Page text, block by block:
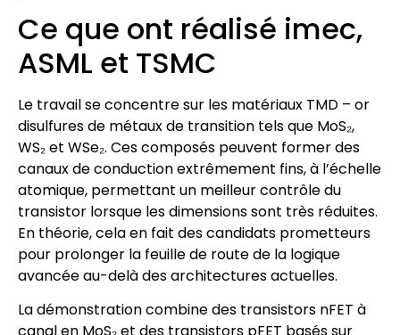
Ce que ont réalisé imec,
ASML et TSMC
Le travail se concentre sur les matériaux TMD – or
disulfures de métaux de transition tels que MoS₂,
WS₂ et WSe₂. Ces composés peuvent former des
canaux de conduction extrêmement fins, à l’échelle
atomique, permettant un meilleur contrôle du
transistor lorsque les dimensions sont très réduites.
En théorie, cela en fait des candidats prometteurs
pour prolonger la feuille de route de la logique
avancée au-delà des architectures actuelles.
La démonstration combine des transistors nFET à